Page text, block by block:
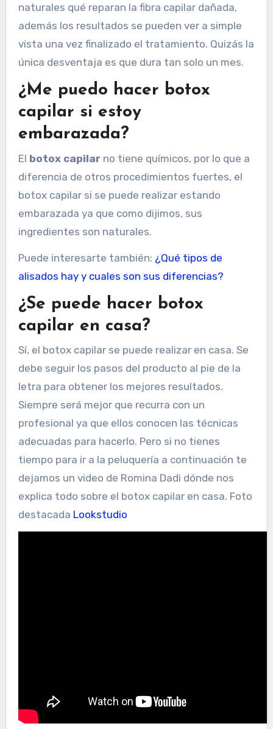
naturales qué reparan la fibra capilar dañada,
además los resultados se pueden ver a simple
vista una vez finalizado el tratamiento. Quizás la
única desventaja es que dura tan solo un mes.
¿Me puedo hacer botox
capilar si estoy
embarazada?
El botox capilarno tiene químicos, por lo que a
diferencia de otros procedimientos fuertes, el
botox capilar si se puede realizar estando
embarazada ya que como dijimos, sus
ingredientes son naturales.
Puede interesarte también: ¿Qué tipos de
alisados hay y cuales son sus diferencias?
¿Se puede hacer botox
capilar en casa?
Sí, el botox capilar se puede realizar en casa. Se
debe seguir los pasos del producto al pie de la
letra para obtener los mejores resultados.
Siempre será mejor que recurra con un
profesional ya que ellos conocen las técnicas
adecuadas para hacerlo. Pero si no tienes
tiempo para ir a la peluquería a continuación te
dejamos un video de Romina Dadi dónde nos
explica todo sobre el botox capilar en casa. Foto
destacada Lookstudio